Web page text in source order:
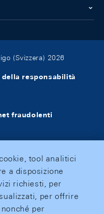
(Svizzera) 2026
della responsabilità
fraudolenti
tool analitici
a disposizione
richiesti, per
per offrire
per